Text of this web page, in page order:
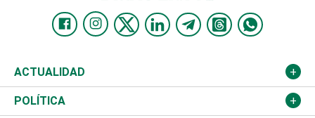
ACTUALIDAD
Nacional
POLÍTICA